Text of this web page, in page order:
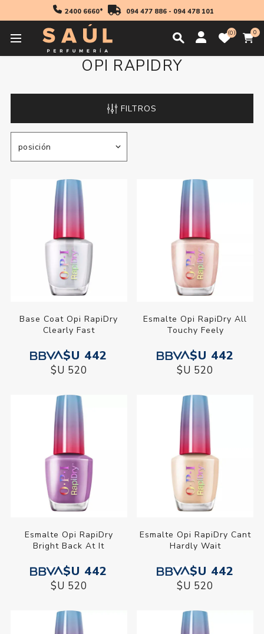
2400 6660* 094 477 886- 094 478 101
0 0
OPI RAPIDRY
FILTROS
Base Coat Opi RapiDry
Clearly Fast
$U 442
$U 520
Esmalte Opi RapiDry All
Touchy Feely
$U 442
$U 520
Esmalte Opi RapiDry
Bright Back At It
$U 442
$U 520
Esmalte Opi RapiDry Cant
Hardly Wait
$U 442
$U 520